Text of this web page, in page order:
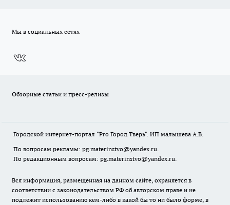
Мы в социальных сетях
Обзорные статьи и пресс-релизы
Городской интернет-портал "Pro Город Тверь". ИП малышева А.В.
По вопросам рекламы: pg.materinstvo@yandex.ru.
По редакционным вопросам: pg.materinstvo@yandex.ru.
Вся информация, размещенная на данном сайте, охраняется в
соответствии с законодательством РФ об авторском праве и не
подлежит использованию кем-либо в какой бы то ни было форме, в